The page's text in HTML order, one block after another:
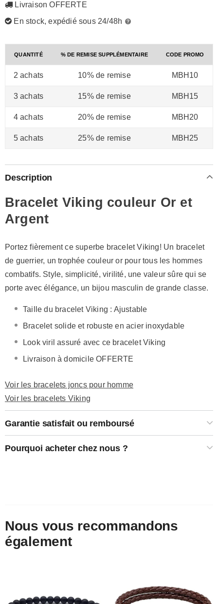
Livraison OFFERTE
En stock, expédié sous 24/48h
QUANTITÉ % DE REMISE SUPPLÉMENTAIRE CODE PROMO
2 achats 10% de remise MBH10
3 achats 15% de remise MBH15
4 achats 20% de remise MBH20
5 achats 25% de remise MBH25
Description
Bracelet Viking couleur Or et
Argent
Portez fièrement ce superbe bracelet Viking! Un bracelet
de guerrier, un trophée couleur or pour tous les hommes
combatifs. Style, simplicité, virilité, une valeur sûre qui se
porte avec élégance, un bijou masculin de grande classe.
Taille du bracelet Viking : Ajustable
Bracelet solide et robuste en acier inoxydable
Look viril assuré avec ce bracelet Viking
Livraison à domicile OFFERTE
Voir les bracelets joncs pour homme
Voir les bracelets Viking
Garantie satisfait ou remboursé
Pourquoi acheter chez nous ?
Nous vous recommandons
également